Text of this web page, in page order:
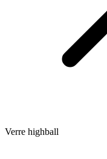
Verre highball